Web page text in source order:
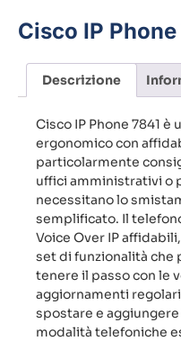
Cisco IP Phone
Descrizione
Cisco IP Phone 7841
ergonomico con
particolarmente
uffici amministrativi o
necessitano lo
semplificato. Il
Voice Over IP
set di funzionalità
tenere il passo con le
aggiornamenti
spostare e
modalità telefoniche